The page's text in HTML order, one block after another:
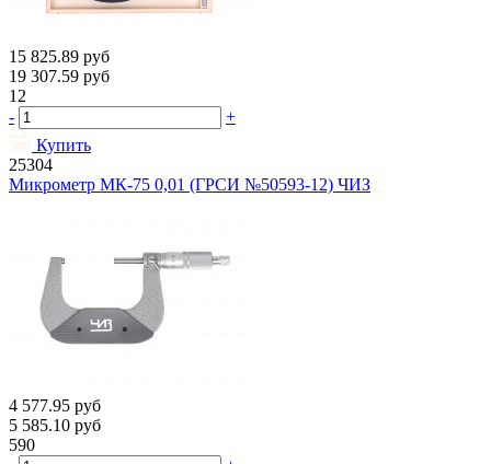
15 825.89 руб
19 307.59 руб
12
-
+
Купить
25304
Микрометр МК-75 0,01 (ГРСИ №50593-12) ЧИЗ
4 577.95 руб
5 585.10 руб
590